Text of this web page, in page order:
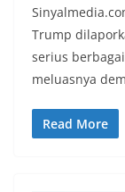
Trump
serius
meluasnya
Read More